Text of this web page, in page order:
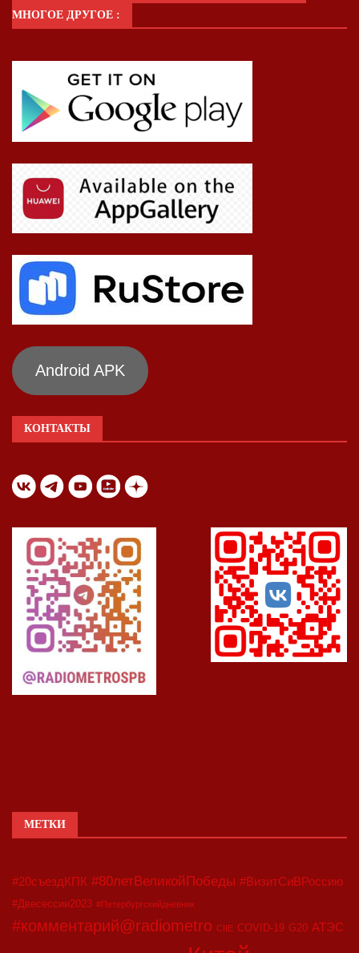
МНОГОЕ ДРУГОЕ :
Android APK
КОНТАКТЫ
МЕТКИ
#20съездКПК #80летВеликойПобеды #ВизитСиВРоссию
#Двесессии2023 #Петербургскийдневник
#комментарий@radiometro CIIE COVID-19 G20 АТЭС